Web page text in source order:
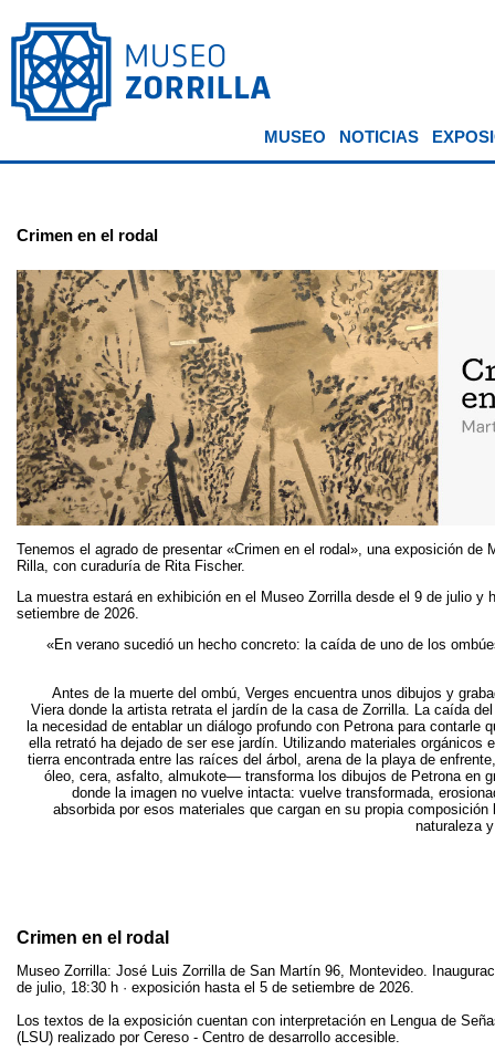
MUSEO NOTICIAS
Crimen en el rodal
Tenemos el agrado de presentar «Crimen en el rodal», una exposición de
Rilla, con curaduría de Rita Fischer.
La muestra estará en exhibición en el Museo Zorrilla desde el 9 de julio y
setiembre de 2026.
«En verano sucedió un hecho concreto: la caída de uno de los
Antes de la muerte del ombú, Verges encuentra unos dibujos y
Viera donde la artista retrata el jardín de la casa de Zorrilla. La caída
la necesidad de entablar un diálogo profundo con Petrona para contarle
ella retrató ha dejado de ser ese jardín. Utilizando materiales orgánicos
tierra encontrada entre las raíces del árbol, arena de la playa de
óleo, cera, asfalto, almukote— transforma los dibujos de Petrona en
donde la imagen no vuelve intacta: vuelve transformada,
absorbida por esos materiales que cargan en su propia composición
naturaleza
Crimen en el rodal
Museo Zorrilla: José Luis Zorrilla de San Martín 96, Montevideo.
de julio, 18:30 h · exposición hasta el 5 de setiembre de 2026.
Los textos de la exposición cuentan con interpretación en Lengua de
(LSU) realizado por Cereso - Centro de desarrollo accesible.